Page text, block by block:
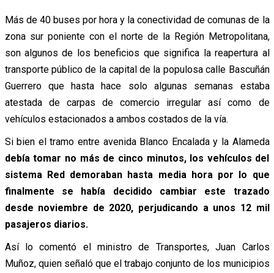
Más de 40 buses por hora y la conectividad de comunas de la
zona sur poniente con el norte de la Región Metropolitana,
son algunos de los beneficios que significa la reapertura al
transporte público de la capital de la populosa calle Bascuñán
Guerrero que hasta hace solo algunas semanas estaba
atestada de carpas de comercio irregular así como de
vehículos estacionados a ambos costados de la vía.
Si bien el tramo entre avenida Blanco Encalada y la Alameda
debía tomar no más de cinco minutos, los vehículos del
sistema Red demoraban hasta media hora por lo que
finalmente se había decidido cambiar este trazado
desde noviembre de 2020, perjudicando a unos 12 mil
pasajeros diarios.
Así lo comentó el ministro de Transportes, Juan Carlos
Muñoz, quien señaló que el trabajo conjunto de los municipios